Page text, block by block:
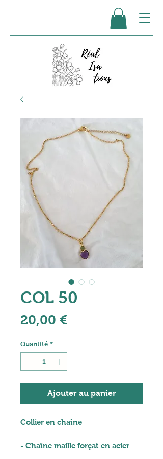
COL 50
20,00 €
Quantité *
Ajouter au panier
Collier en chaîne
- Chaîne maille forçat en acier